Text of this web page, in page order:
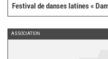
Festival de danses latines «
ASSOCIATION